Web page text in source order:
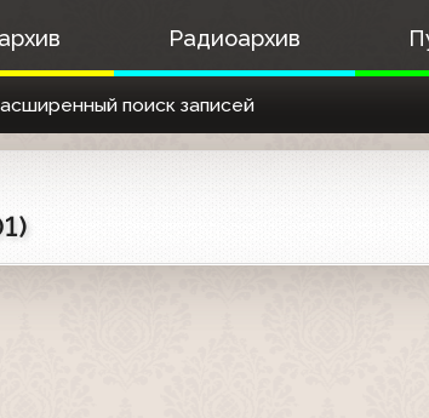
Радиоархив
поиск записей